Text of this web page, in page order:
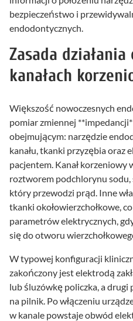
bezpieczeństwo i
endodontycznych.
Zasada
kanałach
Większość nowoczesnych
pomiar zmiennej
obejmującym: narzędzie
kanału, tkanki przyzębia oraz
pacjentem. Kanał korzeniowy
roztworem podchlorynu sodu,
który przewodzi prąd. Inne
tkanki okołowierzchołkowe,
parametrów elektrycznych,
się do otworu
W typowej konfiguracji
zakończony jest elektrodą
lub śluzówkę policzka, a drugi
na pilnik. Po włączeniu
w kanale powstaje obwód